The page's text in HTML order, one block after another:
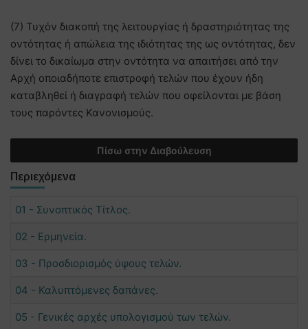
(7) Τυχόν διακοπή της λειτουργίας ή δραστηριότητας της
οντότητας ή απώλεια της ιδιότητας της ως οντότητας, δεν
δίνει το δικαίωμα στην οντότητα να απαιτήσει από την
Αρχή οποιαδήποτε επιστροφή τελών που έχουν ήδη
καταβληθεί ή διαγραφή τελών που οφείλονται με βάση
τους παρόντες Κανονισμούς.
Πίσω στην Διαβούλευση
Περιεχόμενα
01 - Συνοπτικός Τίτλος.
02 - Ερμηνεία.
03 - Προσδιορισμός ύψους τελών.
04 - Καλυπτόμενες δαπάνες.
05 - Γενικές αρχές υπολογισμού των τελών.